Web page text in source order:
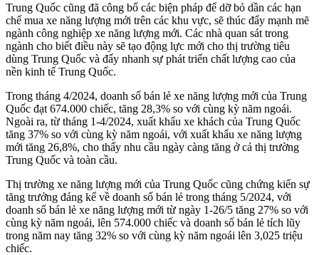
Trung Quốc cũng đã công bố các biện pháp để dỡ bỏ dần các hạn
chế mua xe năng lượng mới trên các khu vực, sẽ thúc đẩy mạnh mẽ
ngành công nghiệp xe năng lượng mới. Các nhà quan sát trong
ngành cho biết điều này sẽ tạo động lực mới cho thị trường tiêu
dùng Trung Quốc và đẩy nhanh sự phát triển chất lượng cao của
nền kinh tế Trung Quốc.
Trong tháng 4/2024, doanh số bán lẻ xe năng lượng mới của Trung
Quốc đạt 674.000 chiếc, tăng 28,3% so với cùng kỳ năm ngoái.
Ngoài ra, từ tháng 1-4/2024, xuất khẩu xe khách của Trung Quốc
tăng 37% so với cùng kỳ năm ngoái, với xuất khẩu xe năng lượng
mới tăng 26,8%, cho thấy nhu cầu ngày càng tăng ở cả thị trường
Trung Quốc và toàn cầu.
Thị trường xe năng lượng mới của Trung Quốc cũng chứng kiến sự
tăng trưởng đáng kể về doanh số bán lẻ trong tháng 5/2024, với
doanh số bán lẻ xe năng lượng mới từ ngày 1-26/5 tăng 27% so với
cùng kỳ năm ngoái, lên 574.000 chiếc và doanh số bán lẻ tích lũy
trong năm nay tăng 32% so với cùng kỳ năm ngoái lên 3,025 triệu
chiếc.